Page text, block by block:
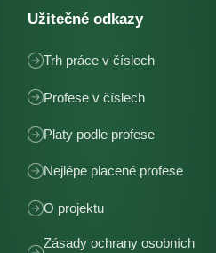
Užitečné odkazy
Trh práce v číslech
Profese v číslech
Platy podle profese
Nejlépe placené profese
O projektu
Zásady ochrany osobních